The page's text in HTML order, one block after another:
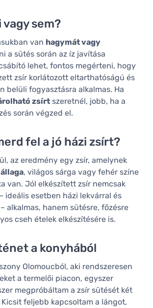
sem?
van hagymát vagy
a sütés során az íz javítása
lehet, fontos megérteni, hogy
zsír korlátozott eltarthatóságú és
belüli fogyasztásra alkalmas. Ha
zsírt szeretnél, jobb, ha a
során végzed el.
fel a jó házi zsírt?
az eredmény egy zsír, amelynek
, világos sárga vagy fehér színe
van. Jól elkészített zsír nemcsak
ideális esetben házi lekvárral és
alkalmas, hanem sütésre, főzésre
cseh ételek elkészítésére is.
a konyhából
Olomoucból, aki rendszeresen
a termelői piacon, egyszer
megpróbáltam a zsír sütését két
feljebb kapcsoltam a lángot,